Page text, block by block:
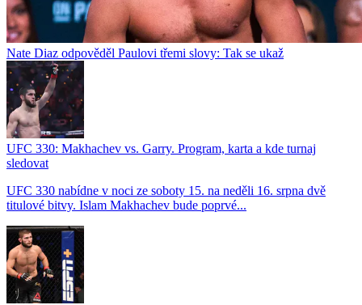
Nate Diaz odpověděl Paulovi třemi slovy: Tak se ukaž
UFC 330: Makhachev vs. Garry. Program, karta a kde turnaj
sledovat
UFC 330 nabídne v noci ze soboty 15. na neděli 16. srpna dvě
titulové bitvy. Islam Makhachev bude poprvé...